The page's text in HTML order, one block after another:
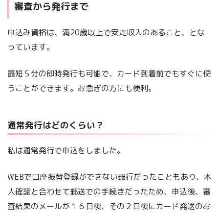
審査から発行まで
申込み資格は、満20歳以上で安定収入のあること、とな
っています。
最短５分の即時発行も可能で、カード到着前でもすぐに使
うことができます。お急ぎの方にも便利。
通常発行はどのくらい？
私は通常発行で申込をしました。
WEBで口座振替登録ができない銀行だったこともあり、本
人確認と合わせて郵送での手続きだったため、申込後、審
査結果のメールが１６日後、その２日後にカード発送のお